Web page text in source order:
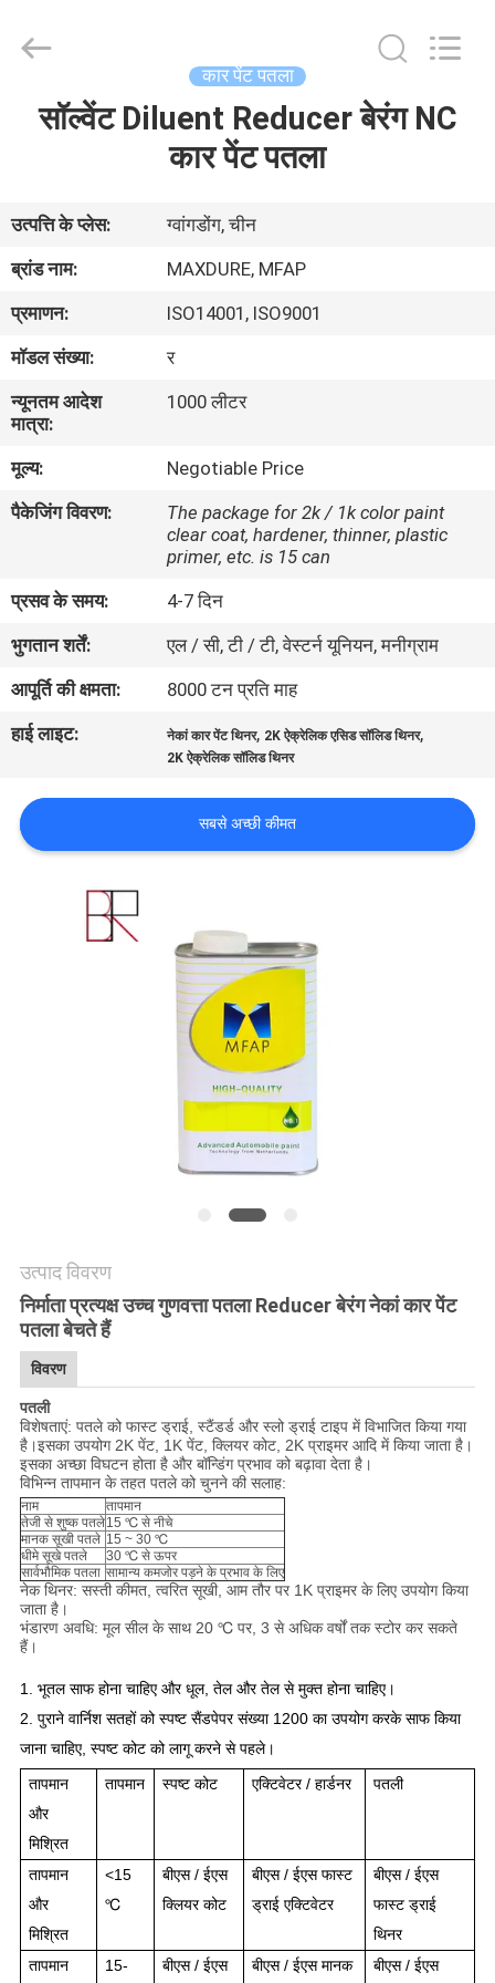
हमारे
बारे
कारखाना
गुणवत्ता
संपर्क
करें
समाचार
एक
उद्धरण
Co.,Ltd..
कार पेंट पतला
सॉल्वेंट Diluent Reducer बेरंग NC
कार पेंट पतला
उत्पत्ति के प्लेस:
ग्वांगडोंग, चीन
ब्रांड नाम:
MAXDURE, MFAP
प्रमाणन:
ISO14001, ISO9001
मॉडल संख्या:
र
न्यूनतम आदेश
मात्रा:
1000 लीटर
मूल्य:
Negotiable Price
पैकेजिंग विवरण:
The package for 2k / 1k color paint
clear coat, hardener, thinner, plastic
primer, etc. is 15 can
प्रसव के समय:
4-7 दिन
भुगतान शर्तें:
एल / सी, टी / टी, वेस्टर्न यूनियन, मनीग्राम
आपूर्ति की क्षमता:
8000 टन प्रति माह
हाई लाइट:
नेकां कार पेंट थिनर, 2K ऐक्रेलिक एसिड सॉलिड थिनर,
2K ऐक्रेलिक सॉलिड थिनर
सबसे अच्छी कीमत
उत्पाद विवरण
निर्माता प्रत्यक्ष उच्च गुणवत्ता पतला Reducer बेरंग नेकां कार पेंट
पतला बेचते हैं
विवरण
पतली
विशेषताएं: पतले को फास्ट ड्राई, स्टैंडर्ड और स्लो ड्राई टाइप में विभाजित किया गया
है।इसका उपयोग 2K पेंट, 1K पेंट, क्लियर कोट, 2K प्राइमर आदि में किया जाता है।
इसका अच्छा विघटन होता है और बॉन्डिंग प्रभाव को बढ़ावा देता है।
विभिन्न तापमान के तहत पतले को चुनने की सलाह:
नाम
तापमान
तेजी से शुष्क पतले15 ℃ से नीचे
मानक सूखी पतले 15 ~ 30 ℃
धीमे सूखे पतले
30 ℃ से ऊपर
सार्वभौमिक पतला सामान्य कमजोर पड़ने के प्रभाव के लिए
नेक थिनर: सस्ती कीमत, त्वरित सूखी, आम तौर पर 1K प्राइमर के लिए उपयोग किया
जाता है।
भंडारण अवधि: मूल सील के साथ 20 ℃ पर, 3 से अधिक वर्षों तक स्टोर कर सकते
हैं।
1. भूतल साफ होना चाहिए और धूल, तेल और तेल से मुक्त होना चाहिए।
2. पुराने वार्निश सतहों को स्पष्ट सैंडपेपर संख्या 1200 का उपयोग करके साफ किया
जाना चाहिए, स्पष्ट कोट को लागू करने से पहले।
तापमान
और
मिश्रित
तापमान स्पष्ट कोट एक्टिवेटर / हार्डनर पतली
तापमान
और
मिश्रित
<15
℃
बीएस / ईएस
क्लियर कोट
बीएस / ईएस फास्ट
ड्राई एक्टिवेटर
बीएस / ईएस
फास्ट ड्राई
थिनर
तापमान
15- बीएस / ईएस बीएस / ईएस मानक बीएस / ईएस